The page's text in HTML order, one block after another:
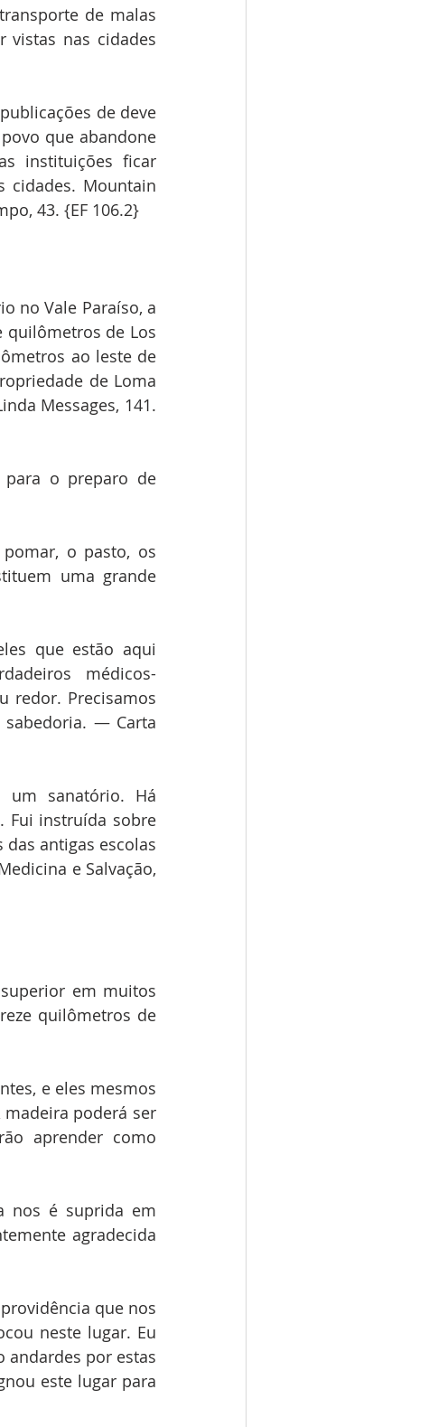
de malas
vistas nas cidades
de deve
que abandone
instituições ficar
cidades. Mountain
43. {EF 106.2}
no Vale Paraíso, a
quilômetros de Los
ao leste de
de Loma
Messages, 141.
para o preparo de
o pasto, os
uma grande
que estão aqui
médicos-
redor. Precisamos
sabedoria. — Carta
um sanatório. Há
Fui instruída sobre
antigas escolas
e Salvação,
em muitos
quilômetros de
e eles mesmos
poderá ser
aprender como
nos é suprida em
agradecida
que nos
neste lugar. Eu
andardes por estas
este lugar para